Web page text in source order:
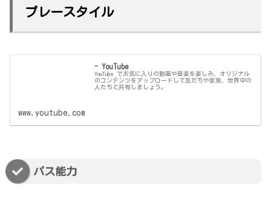
プレースタイル
- YouTube
YouTube でお気に入りの動画や音楽を楽しみ、オリジナル
のコンテンツをアップロードして友だちや家族、世界中の
人たちと共有しましょう。
www.youtube.com
パス能力